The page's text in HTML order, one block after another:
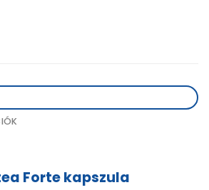
Forte kapszula